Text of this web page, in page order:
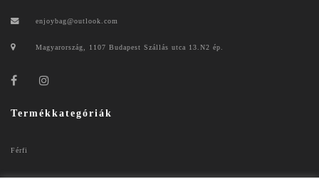
enjoybag@outlook.com
Magyarország, 1107 Budapest Szállás utca 13.N2 ép.
Termékkategóriák
Férfi